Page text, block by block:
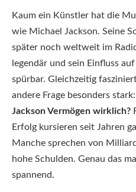
Kaum ein Künstler hat die
wie Michael Jackson. Seine
später noch weltweit im
legendär und sein Einfluss
spürbar. Gleichzeitig
andere Frage besonders stark:
Jackson Vermögen wirklich?
Erfolg kursieren seit Jahren
Manche sprechen von
hohe Schulden. Genau das
spannend.